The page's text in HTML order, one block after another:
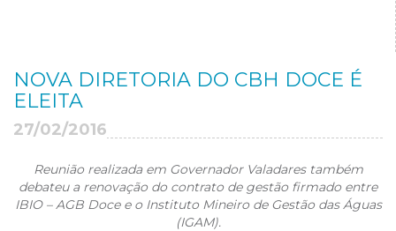
NOVA DIRETORIA DO CBH DOCE É
ELEITA
27/02/2016
Reunião realizada em Governador Valadares também
debateu a renovação do contrato de gestão firmado entre
IBIO – AGB Doce e o Instituto Mineiro de Gestão das Águas
(IGAM).